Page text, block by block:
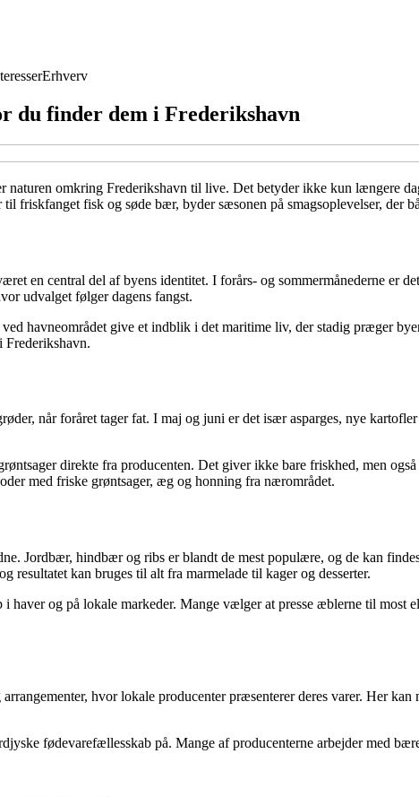
Erhverv
du finder dem i Frederikshavn
naturen omkring Frederikshavn til live. Det betyder ikke kun længere
friskfanget fisk og søde bær, byder sæsonen på smagsoplevelser, der
en central del af byens identitet. I forårs- og sommermånederne er
udvalget følger dagens fangst.
havneområdet give et indblik i det maritime liv, der stadig præger
Frederikshavn.
når foråret tager fat. I maj og juni er det især asparges, nye
direkte fra producenten. Det giver ikke bare friskhed, men
med friske grøntsager, æg og honning fra nærområdet.
Jordbær, hindbær og ribs er blandt de mest populære, og de kan
resultatet kan bruges til alt fra marmelade til kager og desserter.
haver og på lokale markeder. Mange vælger at presse æblerne til
hvor lokale producenter præsenterer deres varer. Her
fødevarefællesskab på. Mange af producenterne arbejder med